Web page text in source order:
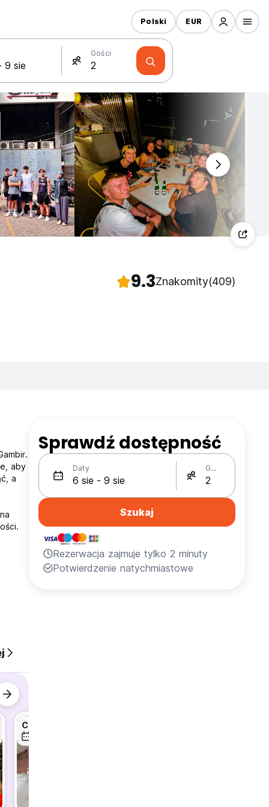
Gości
Polski EUR
9.3Znakomity(409)
aby
a
City Tour
Sprawdź dostępność
Daty Gości
Szukaj
Rezerwacja zajmuje tylko 2 minuty
Potwierdzenie natychmiastowe